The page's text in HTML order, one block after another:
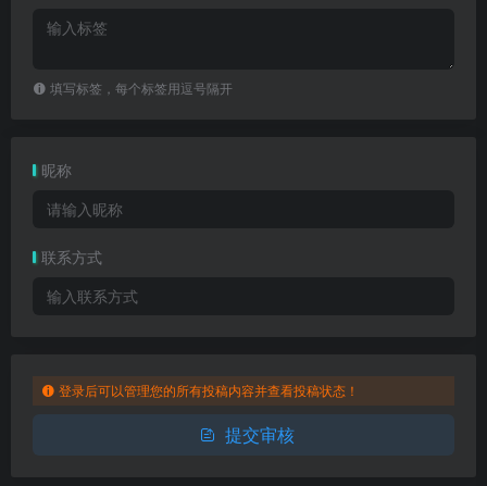
填写标签，每个标签用逗号隔开
昵称
联系方式
登录后可以管理您的所有投稿内容并查看投稿状态！
提交审核